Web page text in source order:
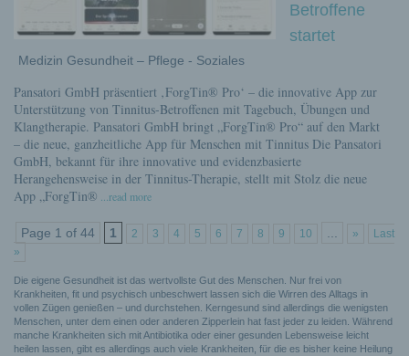
Betroffene
startet
Medizin Gesundheit – Pflege - Soziales
Pansatori GmbH präsentiert ‚ForgTin® Pro‘ – die innovative App zur
Unterstützung von Tinnitus-Betroffenen mit Tagebuch, Übungen und
Klangtherapie. Pansatori GmbH bringt „ForgTin® Pro“ auf den Markt
– die neue, ganzheitliche App für Menschen mit Tinnitus Die Pansatori
GmbH, bekannt für ihre innovative und evidenzbasierte
Herangehensweise in der Tinnitus-Therapie, stellt mit Stolz die neue
App „ForgTin® ...read more
Page 1 of 44 1 2 3 4 5 6 7 8 9 10 »
Last
»
Die eigene Gesundheit ist das wertvollste Gut des Menschen. Nur frei von
Krankheiten, fit und psychisch unbeschwert lassen sich die Wirren des Alltags in
vollen Zügen genießen – und durchstehen. Kerngesund sind allerdings die wenigsten
Menschen, unter dem einen oder anderen Zipperlein hat fast jeder zu leiden. Während
manche Krankheiten sich mit Antibiotika oder einer gesunden Lebensweise leicht
heilen lassen, gibt es allerdings auch viele Krankheiten, für die es bisher keine Heilung